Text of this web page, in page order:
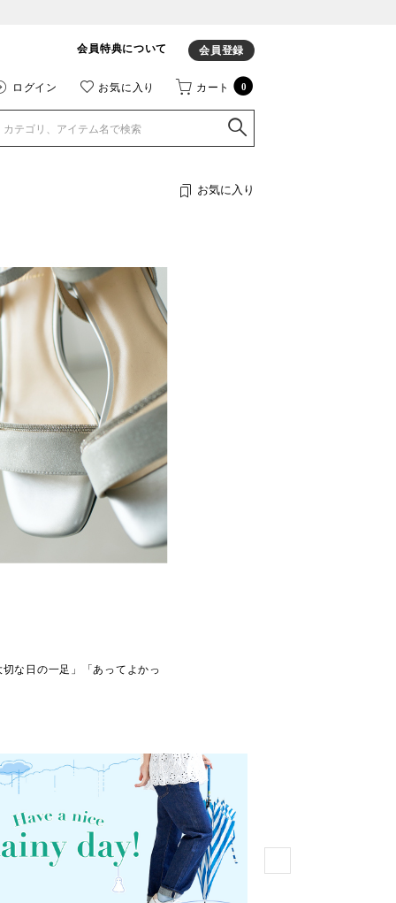
会員特典について 会員登録
ログイン お気に入り カート 0
お気に入り
な日の一足」「あってよかっ